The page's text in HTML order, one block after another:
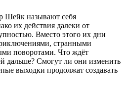
Шейк называют себя
их действия далеки от
Вместо этого их дни
странными
поворотами. Что ждёт
дальше? Смогут ли они изменить
выходки продолжат создавать